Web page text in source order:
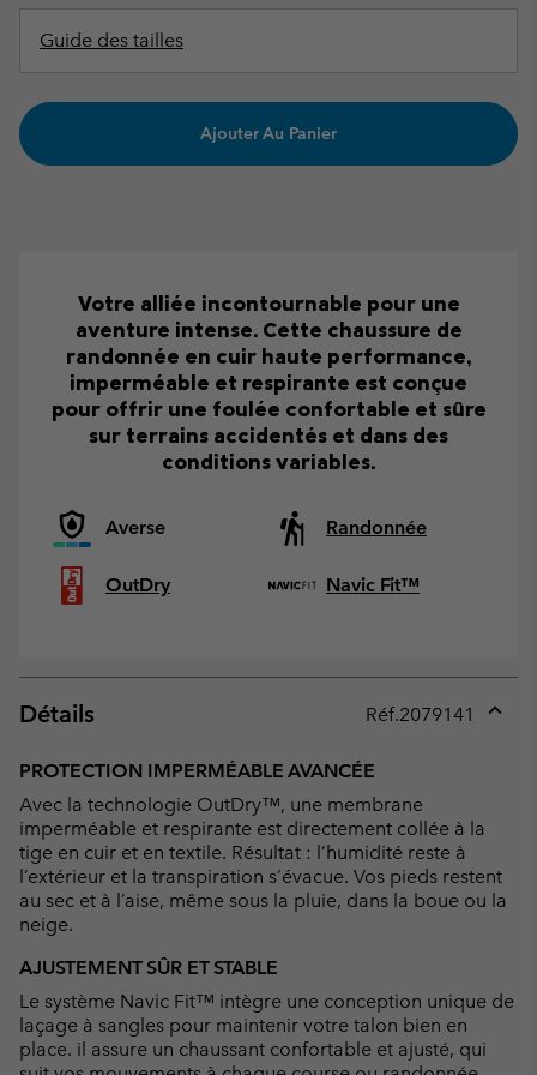
Guide des tailles
Ajouter Au Panier
Votre alliée incontournable pour une
aventure intense. Cette chaussure de
randonnée en cuir haute performance,
imperméable et respirante est conçue
pour offrir une foulée confortable et sûre
sur terrains accidentés et dans des
conditions variables.
Averse Randonnée
OutDry Navic Fit™
Détails Réf.2079141
PROTECTION IMPERMÉABLE AVANCÉE
Avec la technologie OutDry™, une membrane
imperméable et respirante est directement collée à la
tige en cuir et en textile. Résultat : l’humidité reste à
l’extérieur et la transpiration s’évacue. Vos pieds restent
au sec et à l’aise, même sous la pluie, dans la boue ou la
neige.
AJUSTEMENT SÛR ET STABLE
Le système Navic Fit™ intègre une conception unique de
laçage à sangles pour maintenir votre talon bien en
place. il assure un chaussant confortable et ajusté, qui